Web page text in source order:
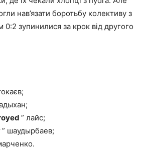
нав’язати боротьбу колективу з
0:2 зупинилися за крок від другого
” лайс;
” шаудырбаев;